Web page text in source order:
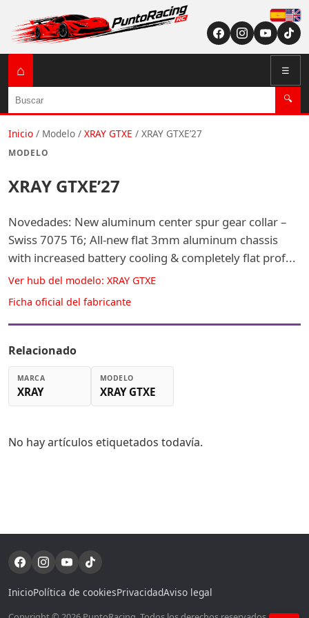
English (US /
⌂ ☰
Buscar 🔍
Inicio / Modelo / XRAY GTXE / XRAY GTXE’27
MODELO
XRAY GTXE’27
Novedades: New aluminum center spur gear collar –
Swiss 7075 T6; All-new flat 3mm aluminum chassis
with increased battery cooling & completely flat prof...
Ver hub del modelo: XRAY GTXE
Ficha oficial del fabricante
Relacionado
MARCA
XRAY
MODELO
XRAY GTXE
No hay artículos etiquetados todavía.
InicioPolítica de cookiesPrivacidadAviso legal